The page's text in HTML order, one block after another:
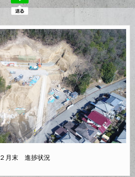
２月末 進捗状況